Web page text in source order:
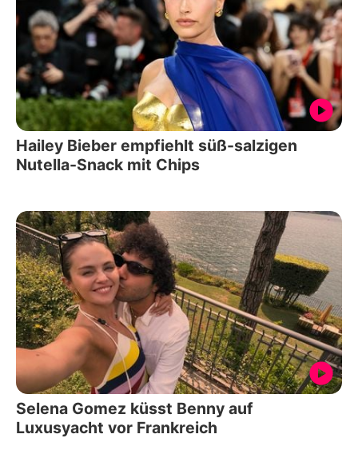
Hailey Bieber empfiehlt süß-salzigen
Nutella-Snack mit Chips
Selena Gomez küsst Benny auf
Luxusyacht vor Frankreich